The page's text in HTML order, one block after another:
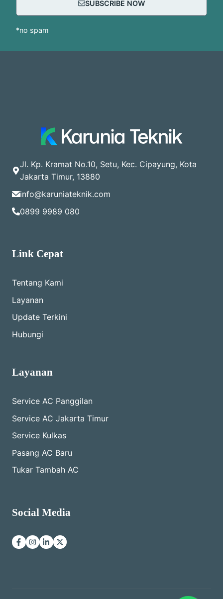
SUBSCRIBE NOW
*no spam
Jl. Kp. Kramat No.10, Setu, Kec. Cipayung, Kota
Jakarta Timur, 13880
info@karuniateknik.com
0899 9989 080
Link Cepat
Tentang Kami
Layanan
Update Terkini
Hubungi
Layanan
Service AC Panggilan
Service AC Jakarta Timur
Service Kulkas
Pasang AC Baru
Tukar Tambah AC
Social Media